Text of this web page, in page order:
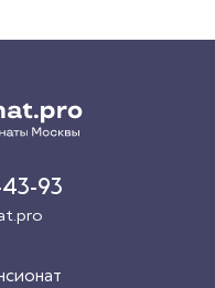
43-93